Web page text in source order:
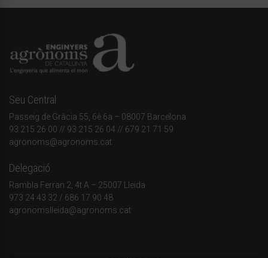
Seu Central
Passeig de Gràcia 55, 6è 6a – 08007 Barcelona
93 215 26 00 // 93 215 26 04 // 679 21 71 59
agronoms@agronoms.cat
Delegació
Rambla Ferran 2, 4t A – 25007 Lleida
973 24 43 32 / 686 17 90 48
agronomslleida@agronoms.cat